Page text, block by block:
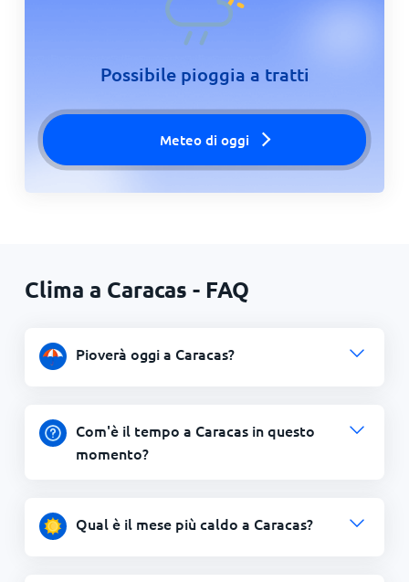
Possibile pioggia a tratti
Meteo di oggi
Clima a Caracas - FAQ
Pioverà oggi a Caracas?
Com'è il tempo a Caracas in questo
momento?
Qual è il mese più caldo a Caracas?